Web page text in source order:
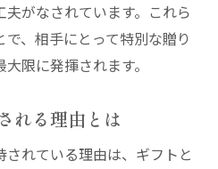
がなされています。これら
、相手にとって特別な贈り
限に発揮されます。
れる理由とは
れている理由は、ギフトと